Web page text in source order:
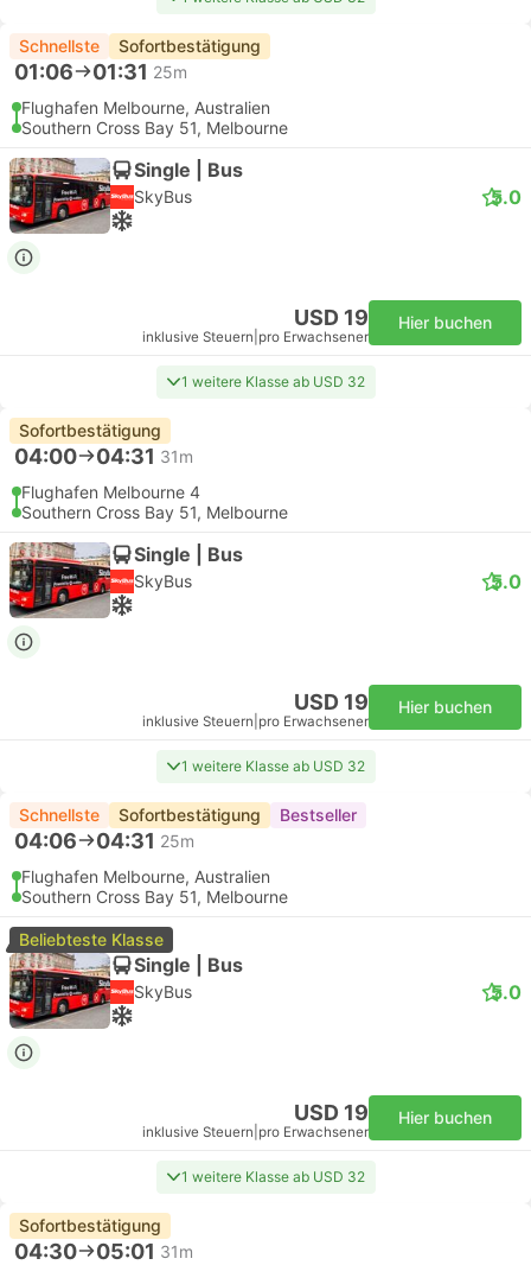
Schnellste Sofortbestätigung
01:06 01:31 25m
Flughafen Melbourne, Australien
Southern Cross Bay 51, Melbourne
Single | Bus
SkyBus 5.0
USD 19
inklusive Steuern pro Erwachsener
Hier buchen
1 weitere Klasse ab USD 32
Sofortbestätigung
04:00 04:31 31m
Flughafen Melbourne 4
Southern Cross Bay 51, Melbourne
Single | Bus
SkyBus 5.0
USD 19
inklusive Steuern pro Erwachsener
Hier buchen
1 weitere Klasse ab USD 32
Schnellste Sofortbestätigung Bestseller
04:06 04:31 25m
Flughafen Melbourne, Australien
Southern Cross Bay 51, Melbourne
Beliebteste Klasse
Single | Bus
SkyBus 5.0
USD 19
inklusive Steuern pro Erwachsener
Hier buchen
1 weitere Klasse ab USD 32
Sofortbestätigung
04:30 05:01 31m